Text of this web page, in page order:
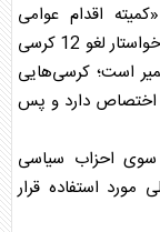
اقدام عوامی
مشترک» را یک گروه ممنوعه اعلام کرد. این گروه خواستار لغو 12 کرسی
است؛ کرسی‌هایی
اختصاص دارد و پس
احزاب سیاسی
مورد استفاده قرار